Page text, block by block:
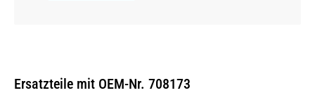
Ersatzteile mit OEM-Nr. 708173